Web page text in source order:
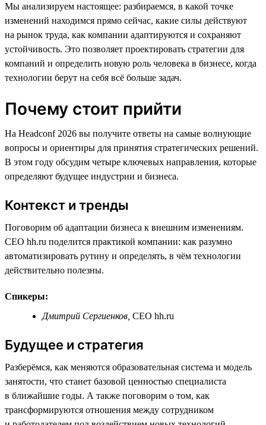
Мы анализируем настоящее: разбираемся, в какой точке
изменений находимся прямо сейчас, какие силы действуют
на рынок труда, как компании адаптируются и сохраняют
устойчивость. Это позволяет проектировать стратегии для
компаний и определить новую роль человека в бизнесе, когда
технологии берут на себя всё больше задач.
Почему стоит прийти
На Headconf 2026 вы получите ответы на самые волнующие
вопросы и ориентиры для принятия стратегических решений.
В этом году обсудим четыре ключевых направления, которые
определяют будущее индустрии и бизнеса.
Контекст и тренды
Поговорим об адаптации бизнеса к внешним изменениям.
CEO hh.ru поделится практикой компании: как разумно
автоматизировать рутину и определять, в чём технологии
действительно полезны.
Спикеры:
Дмитрий Сергиенков, СЕО hh.ru
Будущее и стратегия
Разберёмся, как меняются образовательная система и модель
занятости, что станет базовой ценностью специалиста
в ближайшие годы. А также поговорим о том, как
трансформируются отношения между сотрудником